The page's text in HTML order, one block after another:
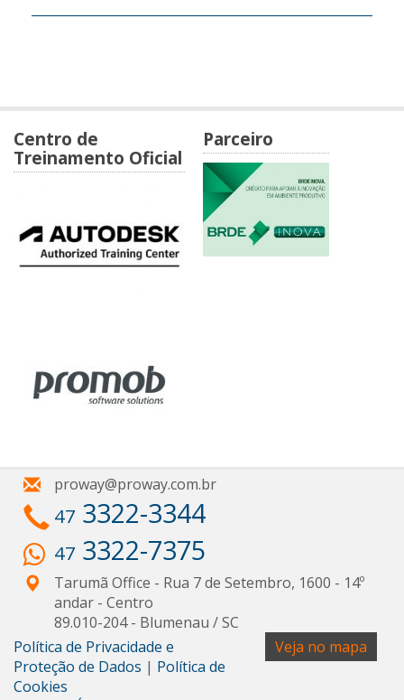
Centro de
Treinamento Oficial
Parceiro
proway@proway.com.br
47 3322-3344
47 3322-7375
Tarumã Office - Rua 7 de Setembro, 1600 - 14º
andar - Centro
89.010-204- Blumenau /SC
Veja no mapa
Política de Privacidade e
Proteção de Dados | Política de
Cookies